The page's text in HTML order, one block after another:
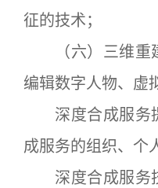
征的技术；
（六）三维重
编辑数字人物、虚
深度合成服务
成服务的组织、个
深度合成服务